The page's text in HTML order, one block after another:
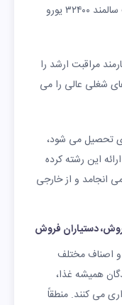
طور متوسط ​​۳۷۹۰۰ یورو و به عنوان مراقب سالمند ۳۲۴۰۰ یورو
۱۵۰۰۰۰ پرستار و کارمند مراقبت ارشد را
شغلی عالی را می
تحصیل می شود،
به ارائه این رشته کرده
۳ سال به طول می انجامد و از خارجی
دستیاران فروش
و اصناف مختلف
همیشه غذا،
می کنند. منطقاً